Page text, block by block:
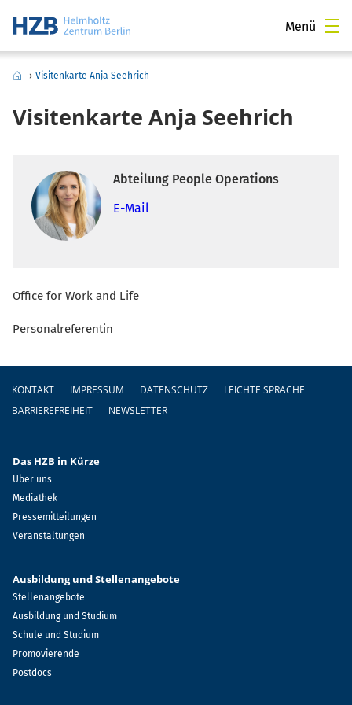
Menü
› Visitenkarte Anja Seehrich
Visitenkarte Anja Seehrich
Abteilung People Operations
E-Mail
Office for Work and Life
Personalreferentin
Fußzeile
KONTAKT IMPRESSUM DATENSCHUTZ
LEICHTE SPRACHE
BARRIEREFREIHEIT
NEWSLETTER
Das HZB in Kürze
Über uns
Mediathek
Pressemitteilungen
Veranstaltungen
Ausbildung und Stellenangebote
Stellenangebote
Ausbildung und Studium
Schule und Studium
Promovierende
Postdocs